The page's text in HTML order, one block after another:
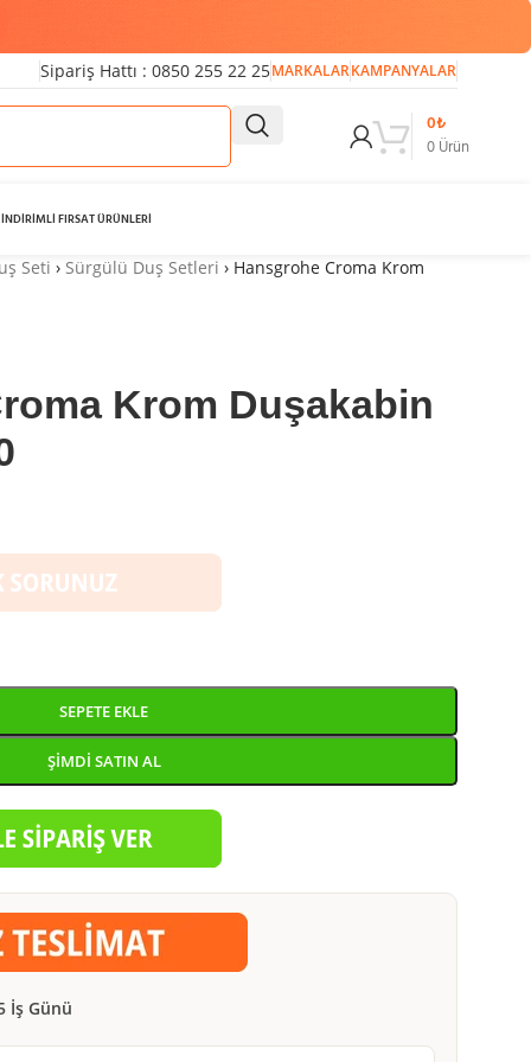
Sipariş Hattı : 0850 255 22 25MARKALARKAMPANYALAR
0Ürün
0₺
İNDİRİMLİ FIRSAT ÜRÜNLERİ
Seti › Sürgülü Duş Setleri › Hansgrohe Croma Krom
Krom Duşakabin
SEPETE EKLE
ŞIMDI SATIN AL
İş Günü